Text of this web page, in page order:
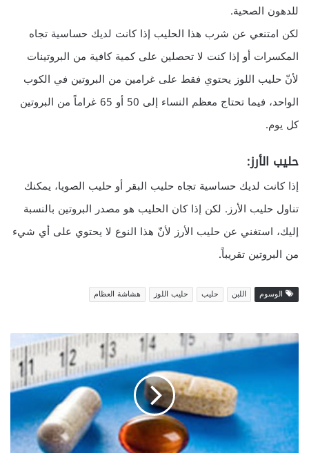
للدهون الصحية.
لكن امتنعي عن شرب هذا الحليب إذا كانت لديك حساسية تجاه
المكسرات أو إذا كنت لا تحصلين على كمية كافية من البروتينات
لأنّ حليب اللوز يحتوي فقط على غرامين من البروتين في الكوب
الواحد، فيما تحتاج معظم النساء إلى 50 أو 65 غراماً من البروتين
كل يوم.
حليب الأرز:
إذا كانت لديك حساسية تجاه حليب البقر أو حليب الصويا، يمكنك
تناول حليب الأرز. لكن إذا كان الحليب هو مصدر البروتين بالنسبة
إليك، استغني عن حليب الأرز لأنّ هذا النوع لا يحتوي على أي شيء
من البروتين تقريباً.
الوسوم اللبن حليب حليب اللوز هشاشة العظام
ا
ض
ل
ن